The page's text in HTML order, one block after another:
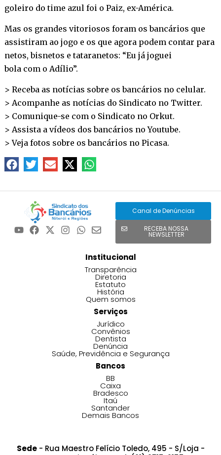
goleiro do time azul foi o Paiz, ex-América.
Mas os grandes vitoriosos foram os bancários que
assistiram ao jogo e os que agora podem contar para
netos, bisnetos e tataranetos: “Eu já joguei
bola com o Adílio”.
> Receba as notícias sobre os bancários no celular.
> Acompanhe as notícias do Sindicato no Twitter.
> Comunique-se com o Sindicato no Orkut.
> Assista a vídeos dos bancários noYoutube.
> Veja fotos sobre os bancários no Picasa.
Canal de Denúncias
RECEBA NOSSA
NEWSLETTER
Institucional
Transparência
Diretoria
Estatuto
História
Quem somos
Serviços
Jurídico
Convênios
Dentista
Denúncia
Saúde, Previdência e Segurança
Bancos
BB
Caixa
Bradesco
Itaú
Santander
Demais Bancos
Sede- Rua Maestro Felício Toledo, 495 - S/Loja -